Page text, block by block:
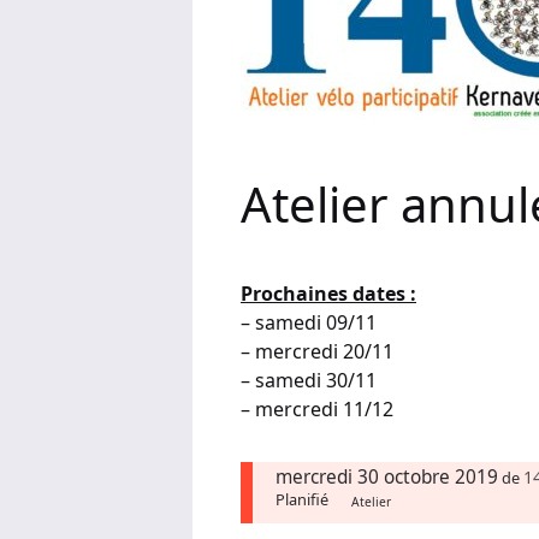
Atelier
Prochaines dates :
– samedi 09/11
– mercredi 20/11
– samedi 30/11
– mercredi 11/12
mercredi 30 octobre 2019 de
Planifié Atelier